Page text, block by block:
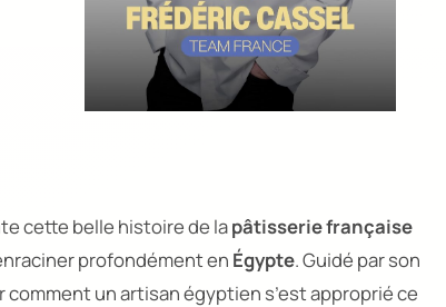
cette belle histoire de lapâtisserie française
profondément en Égypte. Guidé par son
comment un artisan égyptien s’est approprié ce